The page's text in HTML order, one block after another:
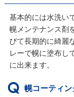
基本的には水洗い
幌メンテナンス剤
びて長期的に綺麗
レーで幌に塗布し
に出来ます。
幌コーティ